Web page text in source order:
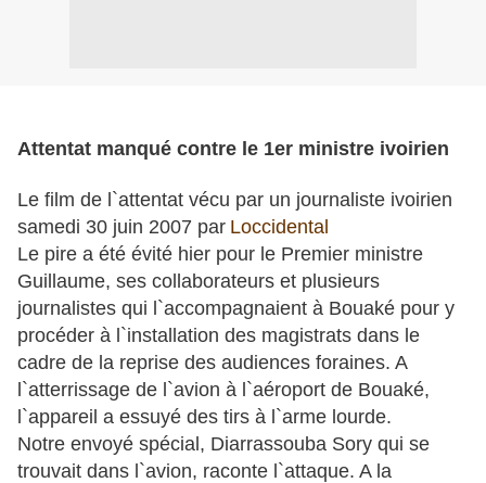
Attentat manqué contre le 1er ministre ivoirien
Le film de l`attentat vécu par un journaliste ivoirien
samedi 30 juin 2007 par Loccidental
Le pire a été évité hier pour le Premier ministre
Guillaume, ses collaborateurs et plusieurs
journalistes qui l`accompagnaient à Bouaké pour y
procéder à l`installation des magistrats dans le
cadre de la reprise des audiences foraines. A
l`atterrissage de l`avion à l`aéroport de Bouaké,
l`appareil a essuyé des tirs à l`arme lourde.
Notre envoyé spécial, Diarrassouba Sory qui se
trouvait dans l`avion, raconte l`attaque. A la